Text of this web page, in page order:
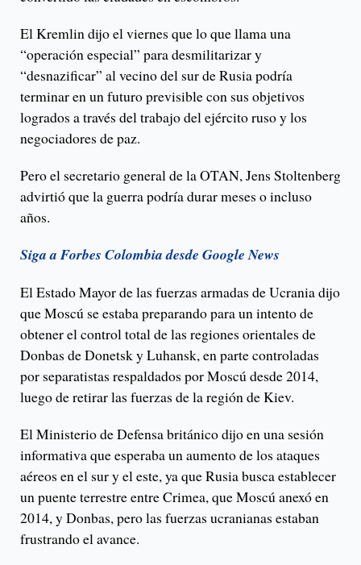
El Kremlin dijo el viernes que lo que llama una
“operación especial” para desmilitarizar y
“desnazificar” al vecino del sur de Rusia podría
terminar en un futuro previsible con sus objetivos
logrados a través del trabajo del ejército ruso y los
negociadores de paz.
Pero el secretario general de la OTAN, Jens Stoltenberg
advirtió que la guerra podría durar meses o incluso
años.
Siga a Forbes Colombia desde Google News
El Estado Mayor de las fuerzas armadas de Ucrania dijo
que Moscú se estaba preparando para un intento de
obtener el control total de las regiones orientales de
Donbas de Donetsk y Luhansk, en parte controladas
por separatistas respaldados por Moscú desde 2014,
luego de retirar las fuerzas de la región de Kiev.
El Ministerio de Defensa británico dijo en una sesión
informativa que esperaba un aumento de los ataques
aéreos en el sur y el este, ya que Rusia busca establecer
un puente terrestre entre Crimea, que Moscú anexó en
2014, y Donbas, pero las fuerzas ucranianas estaban
frustrando el avance.